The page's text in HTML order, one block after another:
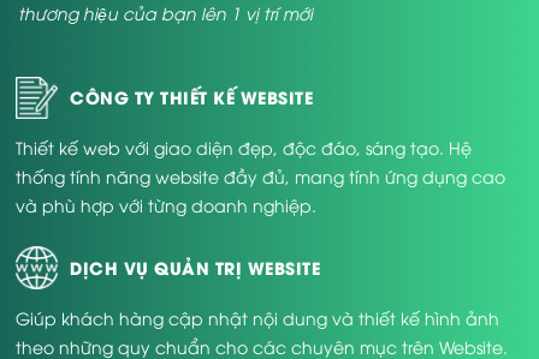
thương hiệu của bạn lên 1 vị trí mới
CÔNG TY THIẾT KẾ WEBSITE
Thiết kế web với giao diện đẹp, độc đáo, sáng tạo. Hệ
thống tính năng website đầy đủ, mang tính ứng dụng cao
và phù hợp với từng doanh nghiệp.
DỊCH VỤ QUẢN TRỊ WEBSITE
Giúp khách hàng cập nhật nội dung và thiết kế hình ảnh
theo những quy chuẩn cho các chuyên mục trên Website.